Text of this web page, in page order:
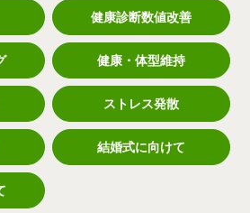
健康診断数値改善
健康・体型維持
ストレス発散
結婚式に向けて